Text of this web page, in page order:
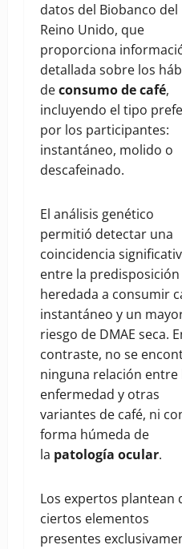
datos del Biobanco del
Reino Unido, que
proporciona
detallada sobre los
deconsumo de café,
incluyendo el tipo
por los participantes:
instantáneo, molido o
descafeinado.
El análisis genético
permitió detectar una
coincidencia
entre la predisposición
heredada a consumir
instantáneo y un
riesgo de DMAE seca.
contraste, no se
ninguna relación entre
enfermedad y otras
variantes de café, ni
forma húmeda de
la patología ocular.
Los expertos plantean
ciertos elementos
presentes